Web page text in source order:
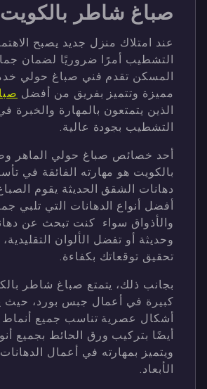
صباغ شاطر بالكويت
عند امتلاك منزل جديد يصبح
التشطيب أمرًا ضروريًا لضمان
المسكن تقدم فني صباغ حولي
مميزة وتتميز بفريق من أفضل
الذين يتمتعون بالمهارة والخبرة
التشطيب بجودة عالية.
أحد خصائص صباغ حولي الماهر
بالكويت هو مهارته الفائقة في
دهانات الشقق الحديثة يقوم
أفضل أنواع الدهانات التي تلبي
والأذواق سواء كنت تبحث عن
وحديثة أو تفضل الألوان
تحقيق توقعاتك بكفاءة.
بجانب ذلك، يتمتع صباغ شاطر
كبيرة في أعمال جبس بورد، حيث
أشكال عصرية تناسب جميع أنماط
أيضًا بتركيب ورق الحائط بجميع
ويتميز بمهارته في أعمال الدهانات
الأبعاد.